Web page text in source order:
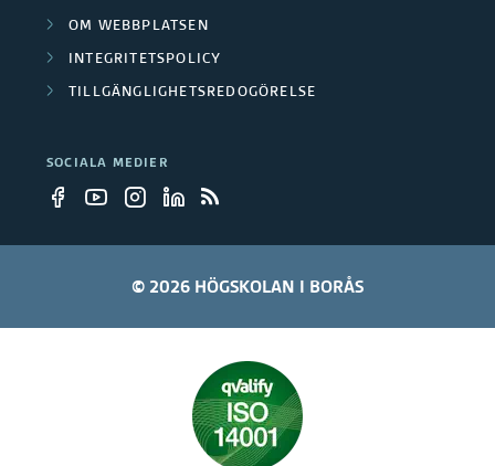
OM WEBBPLATSEN
INTEGRITETSPOLICY
TILLGÄNGLIGHETSREDOGÖRELSE
SOCIALA MEDIER
© 2026 HÖGSKOLAN I BORÅS